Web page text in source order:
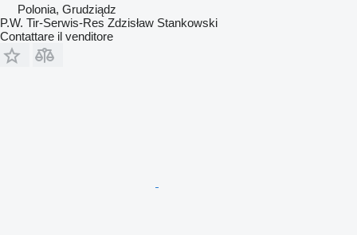
Polonia, Grudziądz
P.W. Tir-Serwis-Res Zdzisław Stankowski
Contattare il venditore